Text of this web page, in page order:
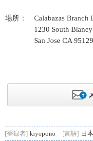
場所： Calabazas Branch
1230 South Blaney
San Jose CA 95129
[登録者] kiyopono [言語] 日